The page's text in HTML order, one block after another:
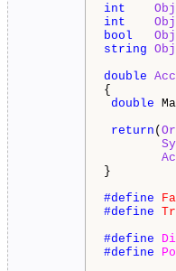
int
int
bool
string
double
{
double
return (
}
#define
#define
#define
#define